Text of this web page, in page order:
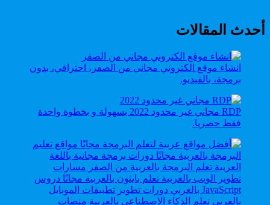
أحدث المقالات
انشاء موقع الكتروني مجاني من الصفر، احترافي، بدون
برمجة، بالفيديو.
RDP مجاني غير محدود 2022 بسهولة و بخطوة واحدة
فقط حصريا.